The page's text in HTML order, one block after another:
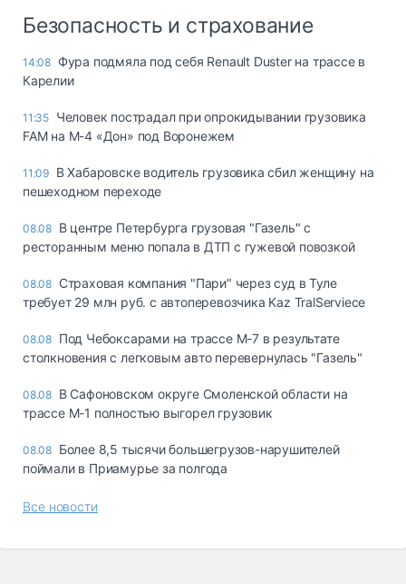
Безопасность и страхование
14:08 Фура подмяла под себя Renault Duster на трассе в
Карелии
11:35 Человек пострадал при опрокидывании грузовика
FAM на М-4 «Дон» под Воронежем
11:09 В Хабаровске водитель грузовика сбил женщину на
пешеходном переходе
08.08 В центре Петербурга грузовая "Газель" с
ресторанным меню попала в ДТП с гужевой повозкой
08.08 Страховая компания "Пари" через суд в Туле
требует 29 млн руб. с автоперевозчика Kaz TralServiece
08.08 Под Чебоксарами на трассе М-7 в результате
столкновения с легковым авто перевернулась "Газель"
08.08 В Сафоновском округе Смоленской области на
трассе М-1 полностью выгорел грузовик
08.08 Более 8,5 тысячи большегрузов-нарушителей
поймали в Приамурье за полгода
Все новости